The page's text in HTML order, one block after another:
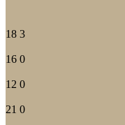
18 3
16 0
12 0
21 0